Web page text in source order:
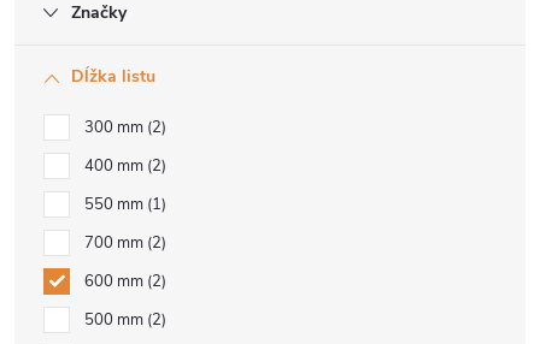
Značky
Dĺžka listu
300 mm 2
400 mm 2
550 mm 1
700 mm 2
600 mm 2
500 mm 2